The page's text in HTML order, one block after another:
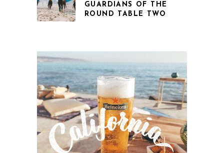
GUARDIANS OF THE
ROUND TABLE TWO